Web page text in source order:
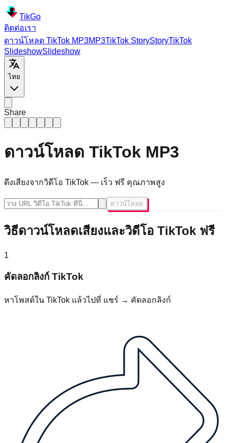
TikGo
ติดต่อเรา
ดาวน์โหลด TikTok MP3MP3TikTok StoryStoryTikTok
SlideshowSlideshow
ไทย
Share
ดาวน์โหลด TikTok MP3
ดึงเสียงจากวิดีโอ TikTok — เร็ว ฟรี คุณภาพสูง
ดาวน์โหลด
วิธีดาวน์โหลดเสียงและวิดีโอ TikTok ฟรี
1
คัดลอกลิงก์ TikTok
หาโพสต์ใน TikTok แล้วไปที่ แชร์ → คัดลอกลิงก์